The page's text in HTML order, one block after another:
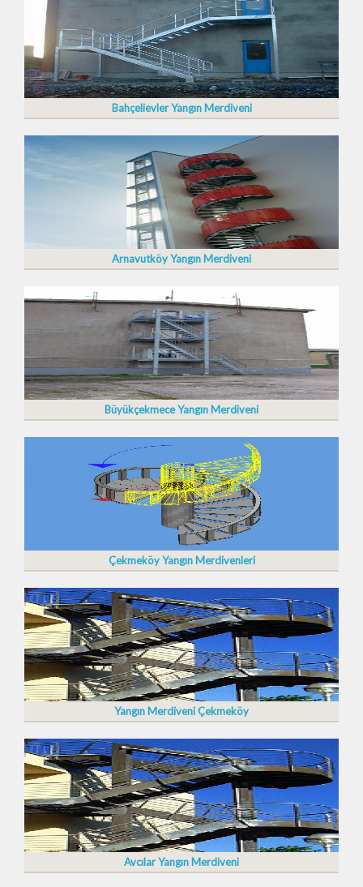
Bahçelievler Yangın Merdiveni
Arnavutköy Yangın Merdiveni
Büyükçekmece Yangın Merdiveni
Çekmeköy Yangın Merdivenleri
Yangın Merdiveni Çekmeköy
Avcılar Yangın Merdiveni